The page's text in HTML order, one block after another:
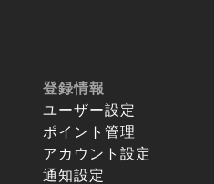
登録情報
ユーザー設定
ポイント管理
アカウント設定
通知設定